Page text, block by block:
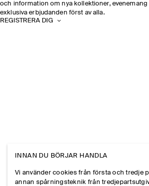
och information om nya kollektioner, evenemang
exklusiva erbjudanden först av alla.
REGISTRERA DIG
INNAN DU BÖRJAR HANDLA
Vi använder cookies från första och tredje
annan spårningsteknik från